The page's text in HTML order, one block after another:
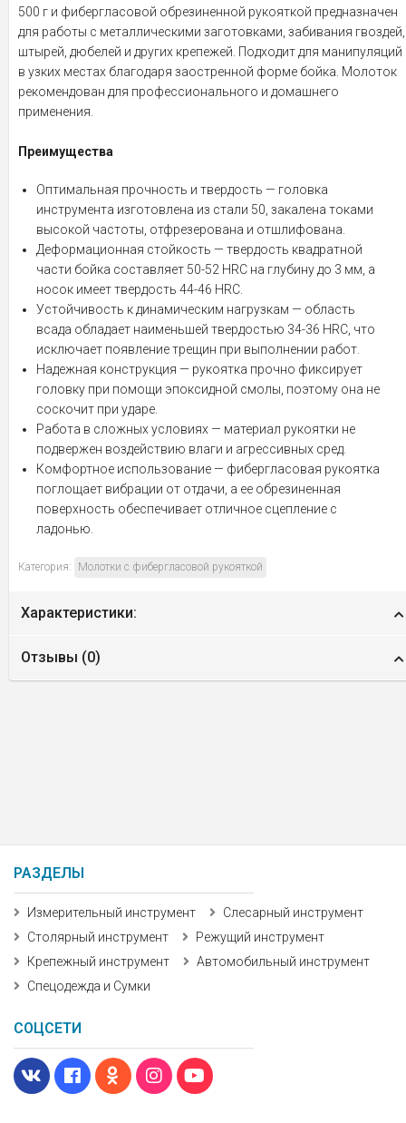
500 г и фибергласовой обрезиненной рукояткой предназначен
для работы с металлическими заготовками, забивания гвоздей,
штырей, дюбелей и других крепежей. Подходит для манипуляций
в узких местах благодаря заостренной форме бойка. Молоток
рекомендован для профессионального и домашнего
применения.
Преимущества
Оптимальная прочность и твердость — головка
инструмента изготовлена из стали 50, закалена токами
высокой частоты, отфрезерована и отшлифована.
Деформационная стойкость — твердость квадратной
части бойка составляет 50-52 HRC на глубину до 3 мм, а
носок имеет твердость 44-46 HRC.
Устойчивость к динамическим нагрузкам — область
всада обладает наименьшей твердостью 34-36 HRC, что
исключает появление трещин при выполнении работ.
Надежная конструкция — рукоятка прочно фиксирует
головку при помощи эпоксидной смолы, поэтому она не
соскочит при ударе.
Работа в сложных условиях — материал рукоятки не
подвержен воздействию влаги и агрессивных сред.
Комфортное использование — фибергласовая рукоятка
поглощает вибрации от отдачи, а ее обрезиненная
поверхность обеспечивает отличное сцепление с
ладонью.
Категория: Молотки с фибергласовой рукояткой
Характеристики:
Отзывы (0)
РАЗДЕЛЫ
Измерительный инструмент
Слесарный инструмент
Столярный инструмент
Режущий инструмент
Крепежный инструмент
Автомобильный инструмент
Спецодежда и Сумки
СОЦСЕТИ